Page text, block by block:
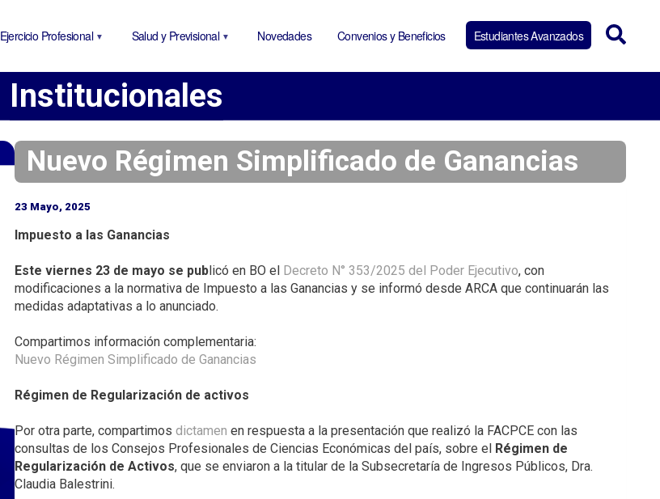
a
r
a
c
o
e
i
d
o
r
n
i
p
a
Ejercicio Profesional Salud y Previsional Novedades Convenios y Beneficios Estudiantes Avanzados
Institucionales
Nuevo Régimen Simplificado de Ganancias
23 Mayo, 2025
Impuesto a las Ganancias
Este viernes 23 de mayo se publicó en BO el Decreto N° 353/2025 del Poder Ejecutivo, con
modificaciones a la normativa de Impuesto a las Ganancias y se informó desde ARCA que continuarán las
medidas adaptativas a lo anunciado.
Compartimos información complementaria:
Nuevo Régimen Simplificado de Ganancias
Régimen de Regularización de activos
Por otra parte, compartimos dictamen en respuesta a la presentación que realizó la FACPCE con las
consultas de los Consejos Profesionales de Ciencias Económicas del país, sobre el Régimen de
Regularización de Activos, que se enviaron a la titular de la Subsecretaría de Ingresos Públicos, Dra.
Claudia Balestrini.